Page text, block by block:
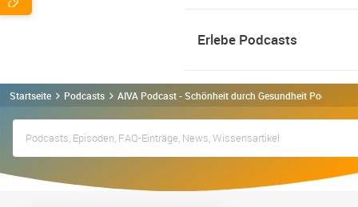
Erlebe Podcasts
Startseite Podcasts AIVA Podcast - Schönheit durch Gesundheit Podcast